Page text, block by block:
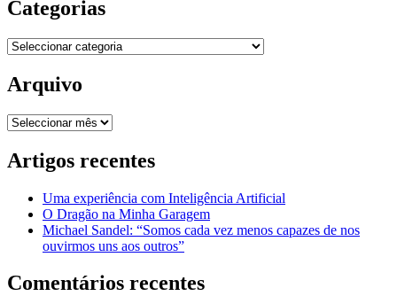
Categorias
Categorias
Arquivo
Arquivo
Artigos recentes
Uma experiência com Inteligência Artificial
O Dragão na Minha Garagem
Michael Sandel: “Somos cada vez menos capazes de nos
ouvirmos uns aos outros”
Comentários recentes